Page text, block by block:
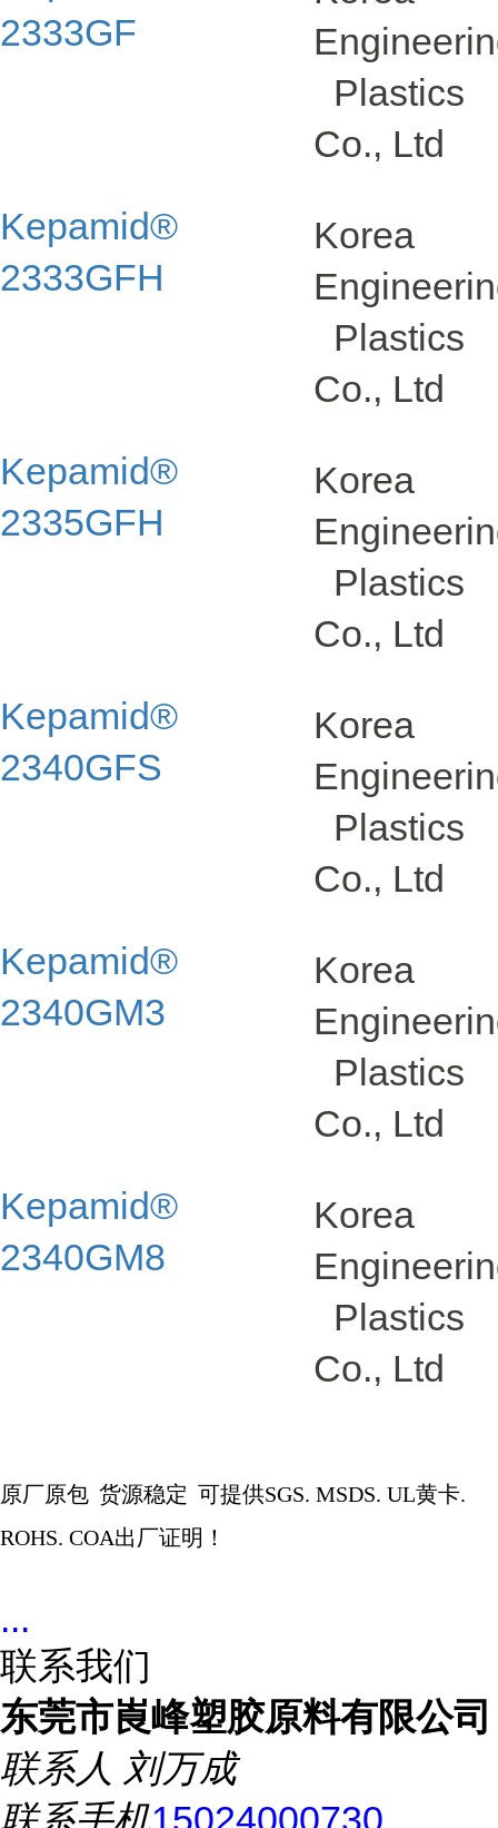
2333GF
Plastics
Co., Ltd
Kepamid®
2333GFH
Korea
Plastics
Co., Ltd
Kepamid®
2335GFH
Korea
Plastics
Co., Ltd
Kepamid®
2340GFS
Korea
Plastics
Co., Ltd
Kepamid®
2340GM3
Korea
Plastics
Co., Ltd
Kepamid®
2340GM8
Korea
Plastics
Co., Ltd
原厂原包 货源稳定 可提供SGS. MSDS. UL黄卡.
ROHS. COA出厂证明！
...
联系我们
东莞市崀峰塑胶原料有限公司
联系人 刘万成
联系手机15024000730